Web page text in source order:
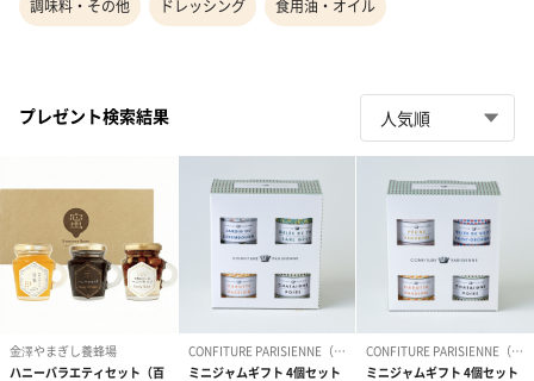
調味料・その他 ドレッシング 食用油・オイル
プレゼント検索結果